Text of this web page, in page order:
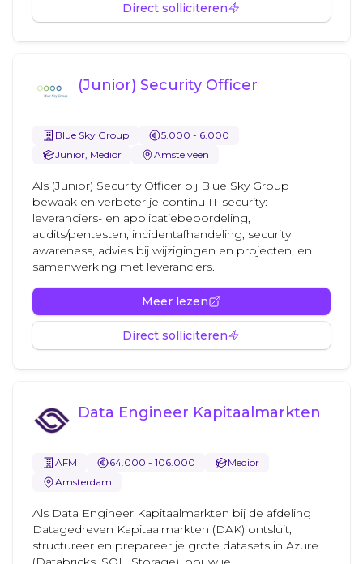
Direct solliciteren
(Junior) Security Officer
Blue Sky Group
5.000 - 6.000
Junior, Medior
Amstelveen
Als (Junior) Security Officer bij Blue Sky Group
bewaak en verbeter je continu IT-security:
leveranciers- en applicatiebeoordeling,
audits/pentesten, incidentafhandeling, security
awareness, advies bij wijzigingen en projecten, en
samenwerking met leveranciers.
Meer lezen
Direct solliciteren
Data Engineer Kapitaalmarkten
AFM 64.000 - 106.000
Medior
Amsterdam
Als Data Engineer Kapitaalmarkten bij de afdeling
Datagedreven Kapitaalmarkten (DAK) ontsluit,
structureer en prepareer je grote datasets in Azure